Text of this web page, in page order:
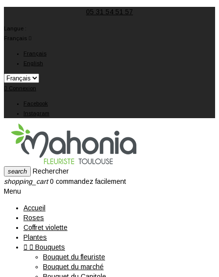
05 31 54 51 57
Langue :
Français 
Français
English
 Connexion
Facebook
Instagram
search
Rechercher
shopping_cart 0 commandez facilement
Menu
Accueil
Roses
Coffret violette
Plantes
  Bouquets
Bouquet du fleuriste
Bouquet du marché